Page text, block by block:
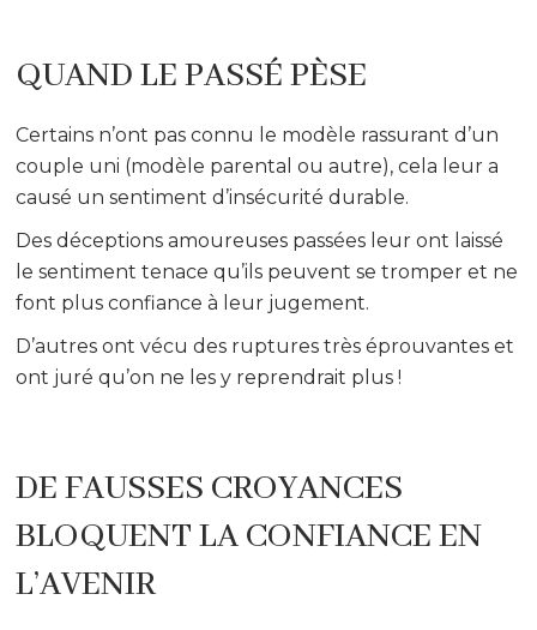
QUAND LE PASSÉ PÈSE
Certains n’ont pas connu le modèle rassurant d’un
couple uni (modèle parental ou autre), cela leur a
causé un sentiment d’insécurité durable.
Des déceptions amoureuses passées leur ont laissé
le sentiment tenace qu’ils peuvent se tromper et ne
font plus confiance à leur jugement.
D’autres ont vécu des ruptures très éprouvantes et
ont juré qu’on ne les y reprendrait plus !
DE FAUSSES CROYANCES
BLOQUENT LA CONFIANCE EN
L’AVENIR